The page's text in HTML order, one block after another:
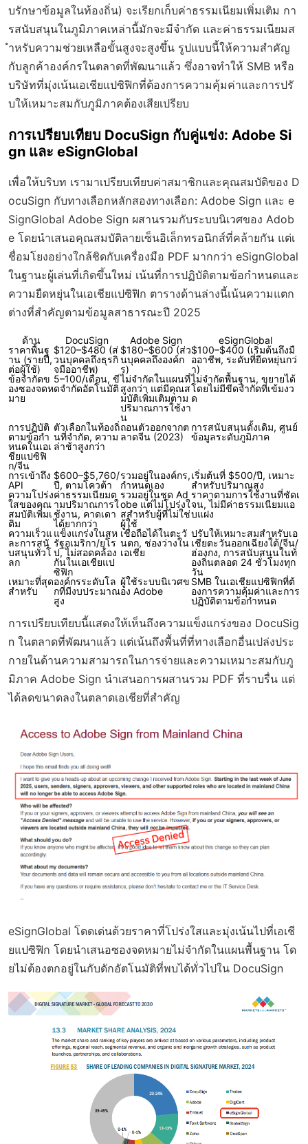
บรักษาข้อมูลในท้องถิ่น) จะเรียกเก็บค่าธรรมเนียมเพิ่มเติม กา
รสนับสนุนในภูมิภาคเหล่านี้มักจะมีจำกัด และค่าธรรมเนียมส
ำหรับความช่วยเหลือขั้นสูงจะสูงขึ้น รูปแบบนี้ให้ความสำคัญ
กับลูกค้าองค์กรในตลาดที่พัฒนาแล้ว ซึ่งอาจทำให้ SMB หรือ
บริษัทที่มุ่งเน้นเอเชียแปซิฟิกที่ต้องการความคุ้มค่าและการปรั
บให้เหมาะสมกับภูมิภาคต้องเสียเปรียบ
การเปรียบเทียบ DocuSign กับคู่แข่ง: Adobe Si
gn และ eSignGlobal
เพื่อให้บริบท เรามาเปรียบเทียบค่าสมาชิกและคุณสมบัติของ D
ocuSign กับทางเลือกหลักสองทางเลือก: Adobe Sign และ e
SignGlobal Adobe Sign ผสานรวมกับระบบนิเวศของ Adob
e โดยนำเสนอคุณสมบัติลายเซ็นอิเล็กทรอนิกส์ที่คล้ายกัน แต่เ
ชื่อมโยงอย่างใกล้ชิดกับเครื่องมือ PDF มากกว่า eSignGlobal
ในฐานะผู้เล่นที่เกิดขึ้นใหม่ เน้นที่การปฏิบัติตามข้อกำหนดและ
ความยืดหยุ่นในเอเชียแปซิฟิก ตารางด้านล่างนี้เน้นความแตก
ต่างที่สำคัญตามข้อมูลสาธารณะปี 2025
ด้าน DocuSign Adobe Sign
eSignGlobal
ราคาพื้นฐ
าน (รายปี,
ต่อผู้ใช้)
$120–$480 (ส่
วนบุคคลถึงธุรกิ
จมืออาชีพ)
$180–$600 (ส่ว
นบุคคลถึงองค์ก
ร)
$100–$400 (เริ่มต้นถึงมื
ออาชีพ, ระดับที่ยืดหยุ่นกว่
า)
ข้อจำกัดข
องซองจดห
มาย
5–100/เดือน, ขี
ดจำกัดอัตโนมัติ
ไม่จำกัดในแผนที่
สูงกว่า แต่มีคุณส
มบัติเพิ่มเติมตาม
ปริมาณการใช้งา
น
ไม่จำกัดพื้นฐาน, ขยายได้
โดยไม่มีขีดจำกัดที่เข้มงว
ด
การปฏิบัติ
ตามข้อกำ
หนดในเอเ
ชียแปซิฟิ
ก/จีน
ตัวเลือกในท้องถิ่
นที่จำกัด, ความ
ล่าช้าสูงกว่า
ถอนตัวออกจากต
ลาดจีน (2023)
การสนับสนุนดั้งเดิม, ศูนย์
ข้อมูลระดับภูมิภาค
การเข้าถึง
API
$600–$5,760/
ปี, ตามโควต้า
รวมอยู่ในองค์กร,
กำหนดเอง
เริ่มต้นที่ $500/ปี, เหมาะ
สำหรับปริมาณสูง
ความโปร่ง
ใสของคุณ
สมบัติเพิ่มเ
ติม
ค่าธรรมเนียมต
ามปริมาณการใ
ช้งาน, คาดเดา
ได้ยากกว่า
รวมอยู่ในชุด Ad
obe แต่ไม่โปร่งใ
สสำหรับผู้ที่ไม่ใช่
ผู้ใช้
ราคาตามการใช้งานที่ชัดเ
จน, ไม่มีค่าธรรมเนียมแอ
บแฝง
ความเร็วแ
ละการสนั
บสนุนทั่วโ
ลก
แข็งแกร่งในสห
รัฐอเมริกา/ยุโร
ป, ไม่สอดคล้อง
กันในเอเชียแป
ซิฟิก
เชื่อถือได้ในตะวั
นตก, ช่องว่างใน
เอเชีย
ปรับให้เหมาะสมสำหรับเอ
เชียตะวันออกเฉียงใต้/จีน/
ฮ่องกง, การสนับสนุนในท้
องถิ่นตลอด 24 ชั่วโมงทุก
วัน
เหมาะที่สุด
สำหรับ
องค์กรระดับโล
กที่มีงบประมาณ
สูง
ผู้ใช้ระบบนิเวศข
อง Adobe
SMB ในเอเชียแปซิฟิกที่ต้
องการความคุ้มค่าและการ
ปฏิบัติตามข้อกำหนด
การเปรียบเทียบนี้แสดงให้เห็นถึงความแข็งแกร่งของ DocuSig
n ในตลาดที่พัฒนาแล้ว แต่เน้นถึงพื้นที่ที่ทางเลือกอื่นเปล่งประ
กายในด้านความสามารถในการจ่ายและความเหมาะสมกับภู
มิภาค Adobe Sign นำเสนอการผสานรวม PDF ที่ราบรื่น แต่
ได้ลดขนาดลงในตลาดเอเชียที่สำคัญ
eSignGlobal โดดเด่นด้วยราคาที่โปร่งใสและมุ่งเน้นไปที่เอเชี
ยแปซิฟิก โดยนำเสนอซองจดหมายไม่จำกัดในแผนพื้นฐาน โด
ยไม่ต้องตกอยู่ในกับดักอัตโนมัติที่พบได้ทั่วไปใน DocuSign